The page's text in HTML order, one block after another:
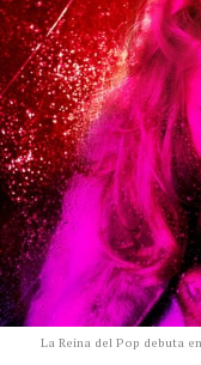
La Reina del Pop debuta